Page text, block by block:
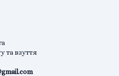
та взуття